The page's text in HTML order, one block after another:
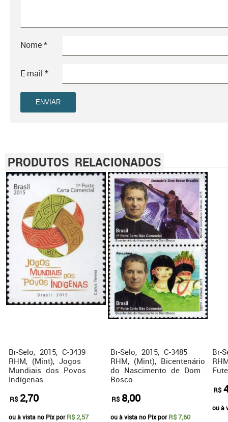
Nome*
E-mail *
PRODUTOS RELACIONADOS
Br-Selo, 2015, C-3439
RHM, (Mint), Jogos
Mundiais dos Povos
Indígenas.
R$ 2,70
ou à vista no Pix porR$ 2,57
Br-Selo, 2015, C-3485
RHM, (Mint), Bicentenário
do Nascimento de Dom
Bosco.
R$ 8,00
ou à vista no Pix porR$ 7,60
Br-
R$
ou à